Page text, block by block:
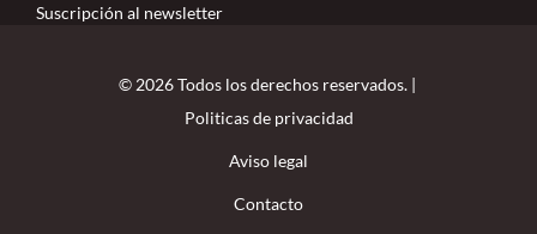
Suscripción al newsletter
© 2026 Todos los derechos reservados. |
Politicas de privacidad
Aviso legal
Contacto